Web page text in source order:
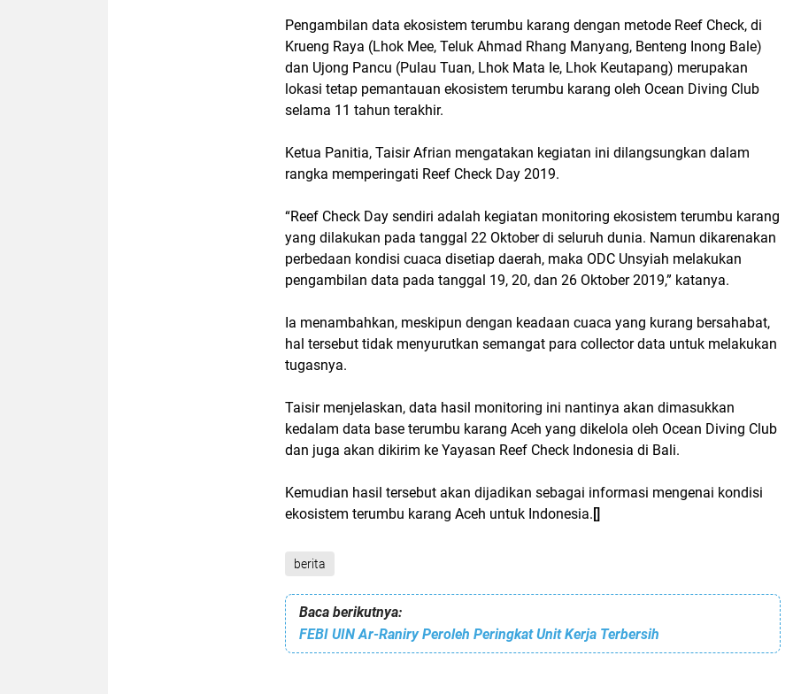
Pengambilan data ekosistem terumbu karang dengan metode Reef Check, di
Krueng Raya (Lhok Mee, Teluk Ahmad Rhang Manyang, Benteng Inong Bale)
dan Ujong Pancu (Pulau Tuan, Lhok Mata Ie, Lhok Keutapang) merupakan
lokasi tetap pemantauan ekosistem terumbu karang oleh Ocean Diving Club
selama 11 tahun terakhir.
Ketua Panitia, Taisir Afrian mengatakan kegiatan ini dilangsungkan dalam
rangka memperingati Reef Check Day 2019.
“Reef Check Day sendiri adalah kegiatan monitoring ekosistem terumbu karang
yang dilakukan pada tanggal 22 Oktober di seluruh dunia. Namun dikarenakan
perbedaan kondisi cuaca disetiap daerah, maka ODC Unsyiah melakukan
pengambilan data pada tanggal 19, 20, dan 26 Oktober 2019,” katanya.
Ia menambahkan, meskipun dengan keadaan cuaca yang kurang bersahabat,
hal tersebut tidak menyurutkan semangat para collector data untuk melakukan
tugasnya.
Taisir menjelaskan, data hasil monitoring ini nantinya akan dimasukkan
kedalam data base terumbu karang Aceh yang dikelola oleh Ocean Diving Club
dan juga akan dikirim ke Yayasan Reef Check Indonesia di Bali.
Kemudian hasil tersebut akan dijadikan sebagai informasi mengenai kondisi
ekosistem terumbu karang Aceh untuk Indonesia. []
berita
Baca berikutnya:
FEBI UIN Ar-Raniry Peroleh Peringkat Unit Kerja Terbersih